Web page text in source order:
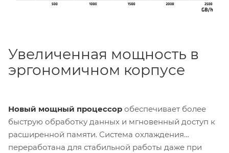
Увеличенная мощность в
эргономичном корпусе
Новый мощный процессор обеспечивает более
быструю обработку данных и мгновенный доступ к
расширенной памяти. Система охлаждения
переработана для стабильной работы даже при